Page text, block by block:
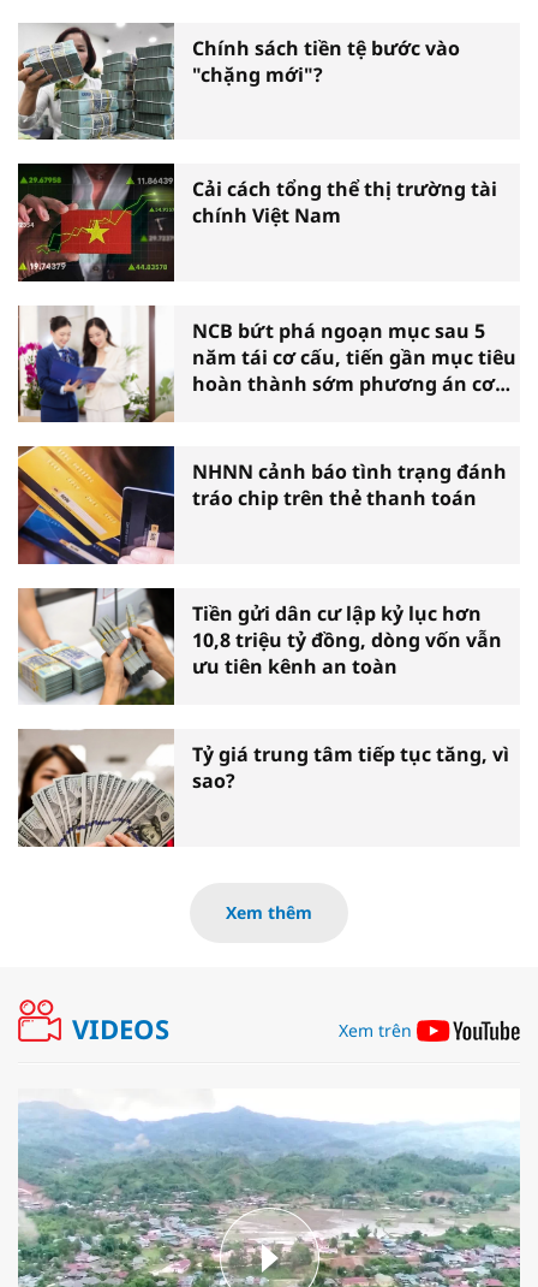
Chính sách tiền tệ bước vào
"chặng mới"?
Cải cách tổng thể thị trường tài
chính Việt Nam
NCB bứt phá ngoạn mục sau 5
năm tái cơ cấu, tiến gần mục tiêu
hoàn thành sớm phương án cơ
NHNN cảnh báo tình trạng đánh
tráo chip trên thẻ thanh toán
Tiền gửi dân cư lập kỷ lục hơn
10,8 triệu tỷ đồng, dòng vốn vẫn
ưu tiên kênh an toàn
Tỷ giá trung tâm tiếp tục tăng, vì
sao?
Xem thêm
VIDEOS Xem trên